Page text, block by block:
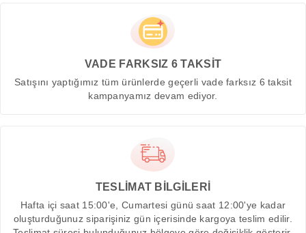
VADE FARKSIZ 6 TAKSİT
Satışını yaptığımız tüm ürünlerde geçerli vade farksız 6 taksit
kampanyamız devam ediyor.
TESLİMAT BİLGİLERİ
Hafta içi saat 15:00'e, Cumartesi günü saat 12:00'ye kadar
oluşturduğunuz siparişiniz gün içerisinde kargoya teslim edilir.